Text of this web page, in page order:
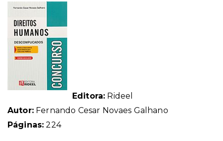
Editora: Rideel
Autor:Fernando Cesar Novaes Galhano
Páginas: 224